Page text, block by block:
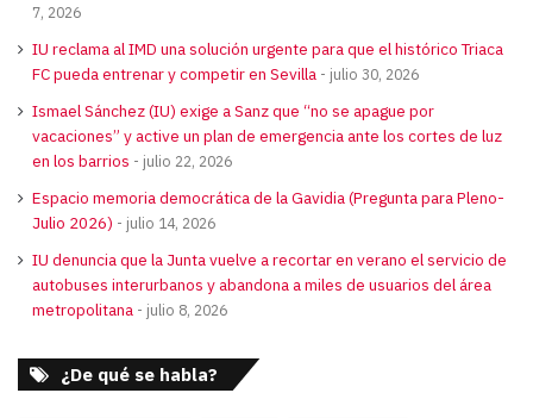
7, 2026
IU reclama al IMD una solución urgente para que el histórico Triaca
FC pueda entrenar y competir en Sevilla
julio 30, 2026
Ismael Sánchez (IU) exige a Sanz que “no se apague por
vacaciones” y active un plan de emergencia ante los cortes de luz
en los barrios
julio 22, 2026
Espacio memoria democrática de la Gavidia (Pregunta para Pleno-
Julio 2026)
julio 14, 2026
IU denuncia que la Junta vuelve a recortar en verano el servicio de
autobuses interurbanos y abandona a miles de usuarios del área
metropolitana
julio 8, 2026
¿De qué se habla?